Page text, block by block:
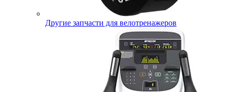
Другие запчасти для велотренажеров